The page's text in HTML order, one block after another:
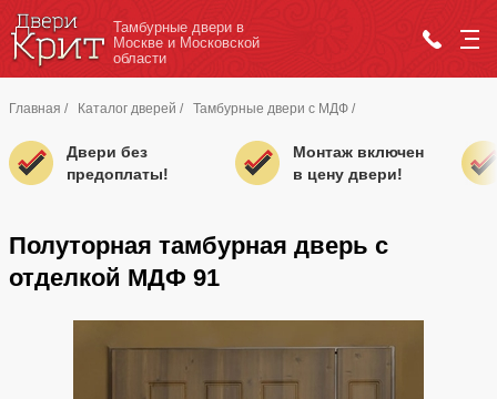
Тамбурные двери в
Москве и Московской
области
Главная / Каталог дверей / Тамбурные двери с МДФ /
Двери без
предоплаты!
Монтаж включен
в цену двери!
Полуторная тамбурная дверь с
отделкой МДФ 91